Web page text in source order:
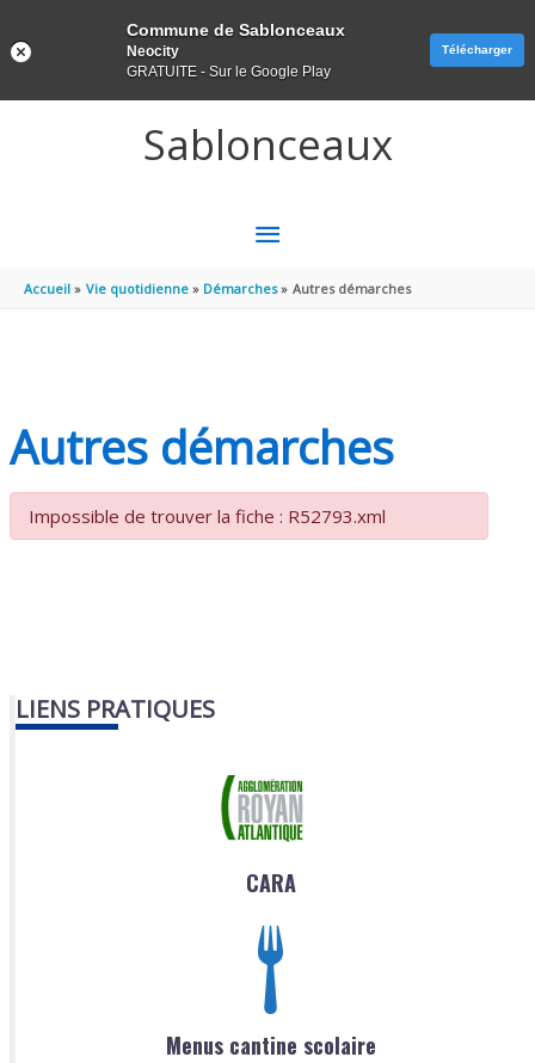
Sablonceaux
MENU
PRINCIPAL
Accueil Vie quotidienne Démarches Autres démarches
Autres démarches
Impossible de trouver la fiche : R52793.xml
LIENS PRATIQUES
CARA
Menus cantine scolaire
Commune de Sablonceaux
Neocity
GRATUITE - Sur le Google Play
Télécharger